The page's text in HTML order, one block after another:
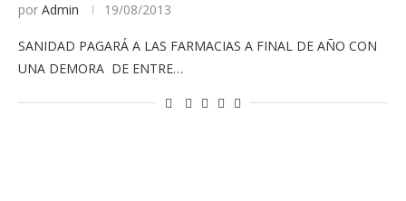
por Admin 19/08/2013
SANIDAD PAGARÁ A LAS FARMACIAS A FINAL DE AÑO CON
UNA DEMORA DE ENTRE…